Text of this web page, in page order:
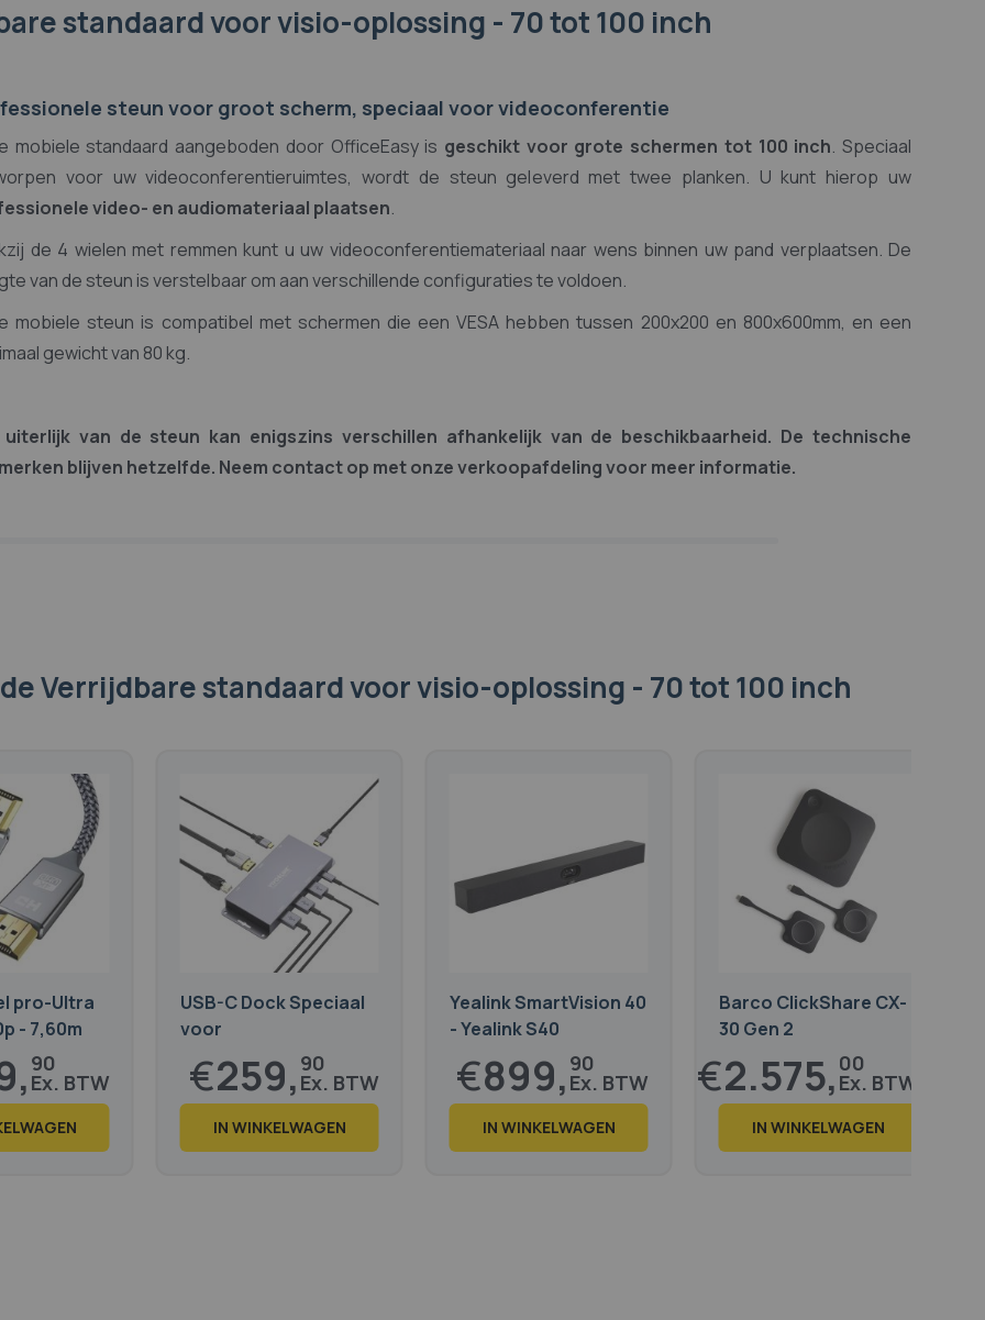
88 inch, 98 inch
standaard voor visio-oplossing - 70 tot 100 inch
steun voor groot scherm, speciaal voor videoconferentie
mobiele standaard aangeboden door OfficeEasy is geschikt voor grote schermen tot 100 inch. Speciaal
voor uw videoconferentieruimtes, wordt de steun geleverd met twee planken. U kunt hierop uw
video- en audiomateriaal plaatsen.
de 4 wielen met remmen kunt u uw videoconferentiemateriaal naar wens binnen uw pand verplaatsen. De
van de steun is verstelbaar om aan verschillende configuraties te voldoen.
mobiele steun is compatibel met schermen die een VESA hebben tussen 200x200 en 800x600mm, en een
gewicht van 80 kg.
uiterlijk van de steun kan enigszins verschillen afhankelijk van de beschikbaarheid. De technische
blijven hetzelfde. Neem contact op met onze verkoopafdeling voor meer informatie.
Verrijdbare standaard voor visio-oplossing - 70 tot 100 inch
pro-Ultra
- 7,60m
90
USB-C Dock Speciaal
voor
Videovergaderingen
€259, 90
314,
IN WINKELWAGEN
Yealink SmartVision 40
- Yealink S40
€899, 90
1.088,
IN WINKELWAGEN
Barco ClickShare CX-
30 Gen 2
€2.575, 00
3.115,IN WINKELWAGEN